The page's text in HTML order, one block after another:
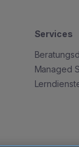
Services
Managed